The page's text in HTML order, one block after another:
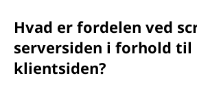
Hvad er fordelen ved
serversiden i forhold til
klientsiden?